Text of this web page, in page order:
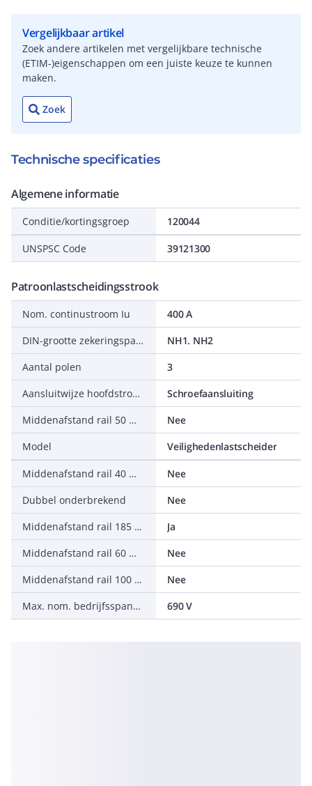
Vergelijkbaar artikel
Zoek andere artikelen met vergelijkbare technische
(ETIM-)eigenschappen om een juiste keuze te kunnen
maken.
Zoek
Technische specificaties
Algemene informatie
Conditie/kortingsgroep 120044
UNSPSC Code 39121300
Patroonlastscheidingsstrook
Nom. continustroom Iu
400 A
DIN-grootte zekeringspatroon
NH1. NH2
Aantal polen
3
Aansluitwijze hoofdstroomcircuit
Schroefaansluiting
Middenafstand rail 50 mm
Nee
Model
Veilighedenlastscheider
Middenafstand rail 40 mm
Nee
Dubbel onderbrekend
Nee
Middenafstand rail 185 mm
Ja
Middenafstand rail 60 mm
Nee
Middenafstand rail 100 mm
Nee
Max. nom. bedrijfsspanning Ue bij AC
690 V